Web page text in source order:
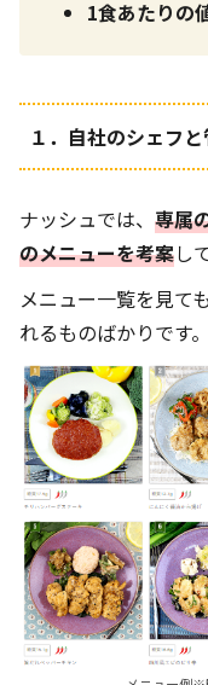
1食あたりの
１．自社のシェフ
ナッシュでは、 専属
のメニューを考案し
メニュー一覧を見て
れるものばかりです。